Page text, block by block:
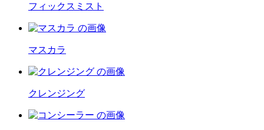
フィックスミスト
マスカラ
クレンジング